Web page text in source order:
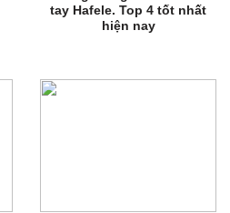
tay Hafele. Top 4 tốt nhất
hiện nay